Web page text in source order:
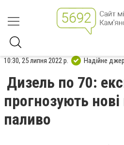
10:30, 25 липня 2022 р. Надійне
Дизель по 70:
прогнозують нові
паливо